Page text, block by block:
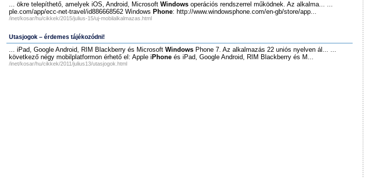
... ökre telepíthető, amelyek iOS, Android, Microsoft Windows operációs rendszerrel működnek. Az alkalma... ...
ple.com/app/ecc-net-travel/id886668562 Windows Phone: http://www.windowsphone.com/en-gb/store/app...
/inet/kosar/hu/cikkek/2015/julius-15/uj-mobilalkalmazas.html
Utasjogok – érdemes tájékozódni!
... iPad, Google Android, RIM Blackberry és Microsoft Windows Phone 7. Az alkalmazás 22 uniós nyelven ál... ...
következő négy mobilplatformon érhető el: Apple i Phone és iPad, Google Android, RIM Blackberry és M...
/inet/kosar/hu/cikkek/2011/julius13/utasjogok.html